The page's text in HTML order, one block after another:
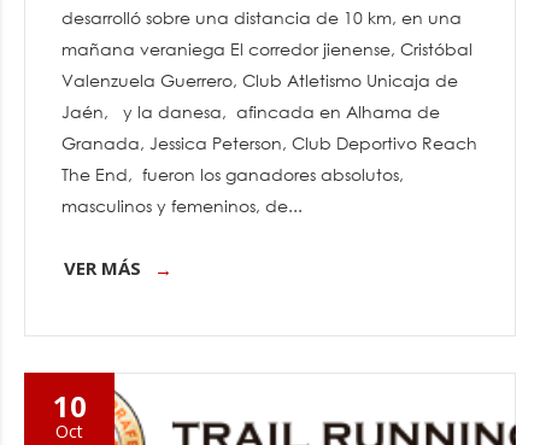
desarrolló sobre una distancia de 10 km, en una
mañana veraniega El corredor jienense, Cristóbal
Valenzuela Guerrero, Club Atletismo Unicaja de
Jaén, y la danesa, afincada en Alhama de
Granada, Jessica Peterson, Club Deportivo Reach
The End, fueron los ganadores absolutos,
masculinos y femeninos, de...
VER MÁS
10
Oct